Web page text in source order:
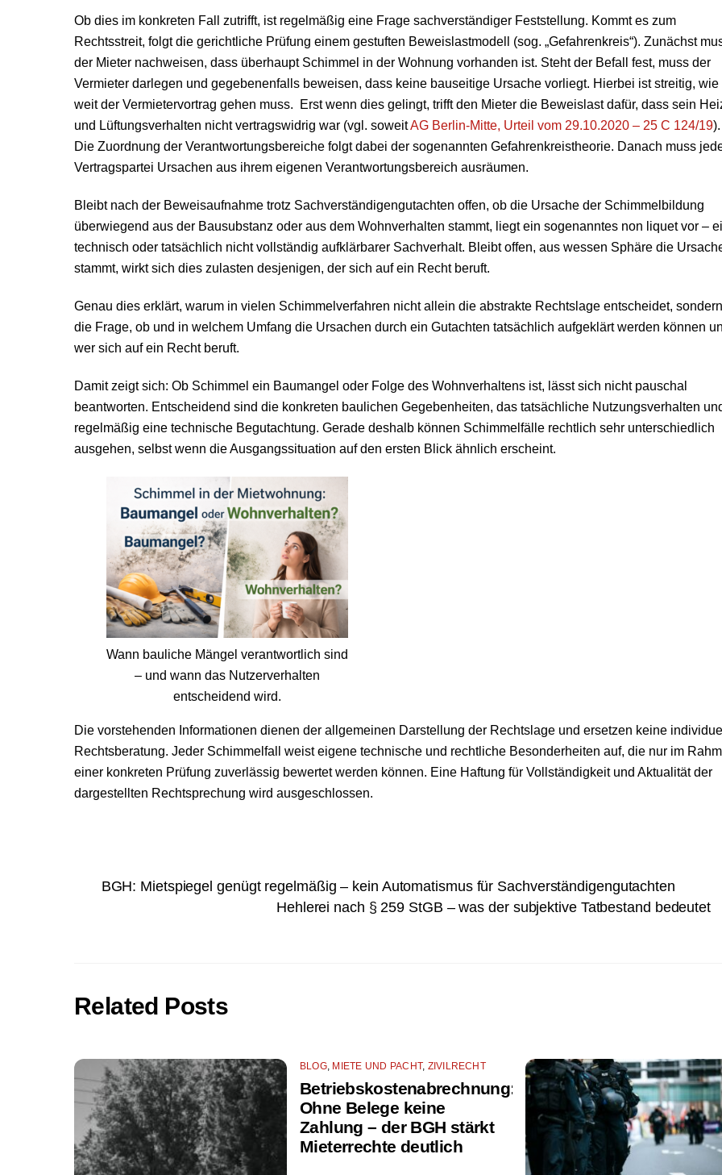
Ob dies im konkreten Fall zutrifft, ist regelmäßig eine Frage sachverständiger Feststellung. Kommt es zum
Rechtsstreit, folgt die gerichtliche Prüfung einem gestuften Beweislastmodell (sog. „Gefahrenkreis“). Zunächst
der Mieter nachweisen, dass überhaupt Schimmel in der Wohnung vorhanden ist. Steht der Befall fest, muss der
Vermieter darlegen und gegebenenfalls beweisen, dass keine bauseitige Ursache vorliegt. Hierbei ist streitig, wie
weit der Vermietervortrag gehen muss. Erst wenn dies gelingt, trifft den Mieter die Beweislast dafür, dass sein
und Lüftungsverhalten nicht vertragswidrig war (vgl. soweitAG Berlin-Mitte, Urteil vom 29.10.2020 – 25 C 124/19).
Die Zuordnung der Verantwortungsbereiche folgt dabei der sogenannten Gefahrenkreistheorie. Danach muss
Vertragspartei Ursachen aus ihrem eigenen Verantwortungsbereich ausräumen.
Bleibt nach der Beweisaufnahme trotz Sachverständigengutachten offen, ob die Ursache der Schimmelbildung
überwiegend aus der Bausubstanz oder aus dem Wohnverhalten stammt, liegt ein sogenanntes non liquet vor –
technisch oder tatsächlich nicht vollständig aufklärbarer Sachverhalt. Bleibt offen, aus wessen Sphäre die
stammt, wirkt sich dies zulasten desjenigen, der sich auf ein Recht beruft.
Genau dies erklärt, warum in vielen Schimmelverfahren nicht allein die abstrakte Rechtslage entscheidet, sondern
die Frage, ob und in welchem Umfang die Ursachen durch ein Gutachten tatsächlich aufgeklärt werden können
wer sich auf ein Recht beruft.
Damit zeigt sich: Ob Schimmel ein Baumangel oder Folge des Wohnverhaltens ist, lässt sich nicht pauschal
beantworten. Entscheidend sind die konkreten baulichen Gegebenheiten, das tatsächliche Nutzungsverhalten
regelmäßig eine technische Begutachtung. Gerade deshalb können Schimmelfälle rechtlich sehr unterschiedlich
ausgehen, selbst wenn die Ausgangssituation auf den ersten Blick ähnlich erscheint.
Wann bauliche Mängel verantwortlich sind
– und wann das Nutzerverhalten
entscheidend wird.
Die vorstehenden Informationen dienen der allgemeinen Darstellung der Rechtslage und ersetzen keine
Rechtsberatung. Jeder Schimmelfall weist eigene technische und rechtliche Besonderheiten auf, die nur im
einer konkreten Prüfung zuverlässig bewertet werden können. Eine Haftung für Vollständigkeit und Aktualität der
dargestellten Rechtsprechung wird ausgeschlossen.
BGH: Mietspiegel genügt regelmäßig – kein Automatismus für Sachverständigengutachten
Hehlerei nach § 259 StGB – was der subjektive Tatbestand bedeutet
Related Posts
BLOG, MIETE UND PACHT, ZIVILRECHT
Betriebskostenabrechnung:
Ohne Belege keine
Zahlung – der BGH stärkt
Mieterrechte deutlich